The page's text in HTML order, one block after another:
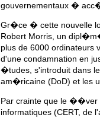
gouvernementaux �
Gr�ce � cette nouvelle
Robert Morris, un
plus de 6000
d'une condamnation en
�tudes, s'introduit dans
am�ricaine (DoD) et les
Par crainte que le
informatiques (CERT, de